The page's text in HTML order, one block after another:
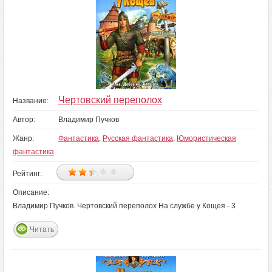
Название: Чертовский переполох
Автор: Владимир Пучков
Жанр: Фантастика, Русская фантастика, Юмористическая
фантастика
Рейтинг:
Описание:
Владимир Пучков. Чертовский переполох На службе у Кощея - 3
Читать